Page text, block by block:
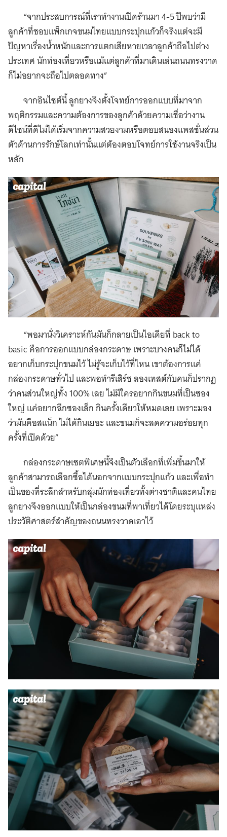
“จากประสบการณ์ที่เราทำงานเปิดร้านมา 4-5 ปีพบว่ามี
ลูกค้าที่ชอบแพ็กเกจขนมไทยแบบกระปุกแก้วก็จริงแต่จะมี
ปัญหาเรื่องน้ำหนักและการแตกเสียหายเวลาลูกค้าถือไปต่าง
ประเทศ นักท่องเที่ยวหรือแม้แต่ลูกค้าที่มาเดินเล่นถนนทรงวาด
ก็ไม่อยากจะถือไปตลอดทาง”
จากอินไซต์นี้ ลูกยางจึงตั้งโจทย์การออกแบบที่มาจาก
พฤติกรรมและความต้องการของลูกค้าด้วยความเชื่อว่างาน
ดีไซน์ที่ดีไม่ได้เริ่มจากความสวยงามหรือตอบสนองแพสชั่นส่วน
ตัวด้านการรักษ์โลกเท่านั้นแต่ต้องตอบโจทย์การใช้งานจริงเป็น
หลัก
“พอมานั่งวิเคราะห์กันมันก็กลายเป็นไอเดียที่ back to
basic คือการออกแบบกล่องกระดาษ เพราะบางคนก็ไม่ได้
อยากเก็บกระปุกขนมไว้ ไม่รู้จะเก็บไว้ที่ไหน เขาต้องการแค่
กล่องกระดาษทั่วไป และพอทำรีเสิร์ช ลองเทสต์กับคนก็ปรากฏ
ว่าคนส่วนใหญ่ทั้ง 100% เลย ไม่มีใครอยากกินขนมที่เป็นซอง
ใหญ่ แค่อยากฉีกซองเล็ก กินครั้งเดียวให้หมดเลย เพราะมอง
ว่ามันคือสแน็ก ไม่ได้กินเยอะ และขนมก็จะลดความอร่อยทุก
ครั้งที่เปิดด้วย”
กล่องกระดาษเซตพิเศษนี้จึงเป็นตัวเลือกที่เพิ่มขึ้นมาให้
ลูกค้าสามารถเลือกซื้อได้นอกจากแบบกระปุกแก้ว และเพื่อทำ
เป็นของที่ระลึกสำหรับกลุ่มนักท่องเที่ยวทั้งต่างชาติและคนไทย
ลูกยางจึงออกแบบให้เป็นกล่องขนมที่พาเที่ยวได้โดยระบุแหล่ง
ประวัติศาสตร์สำคัญของถนนทรงวาดเอาไว้